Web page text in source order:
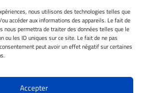
nous utilisons des technologies telles que
accéder aux informations des appareils. Le fait de
nous permettra de traiter des données telles que le
ou les ID uniques sur ce site. Le fait de ne pas
peut avoir un effet négatif sur certaines
Accepterd'Étude de l'Apprentissage et du